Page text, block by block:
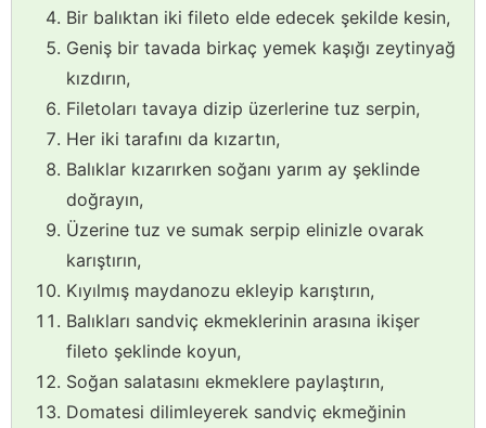
Bir balıktan iki fileto elde edecek şekilde kesin,
Geniş bir tavada birkaç yemek kaşığı zeytinyağ
kızdırın,
Filetoları tavaya dizip üzerlerine tuz serpin,
Her iki tarafını da kızartın,
Balıklar kızarırken soğanı yarım ay şeklinde
doğrayın,
Üzerine tuz ve sumak serpip elinizle ovarak
karıştırın,
Kıyılmış maydanozu ekleyip karıştırın,
Balıkları sandviç ekmeklerinin arasına ikişer
fileto şeklinde koyun,
Soğan salatasını ekmeklere paylaştırın,
Domatesi dilimleyerek sandviç ekmeğinin